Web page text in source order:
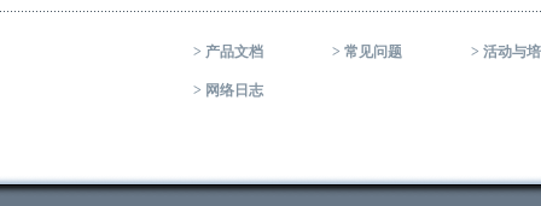
> 产品文档 > 常见问题 > 活动与
> 网络日志